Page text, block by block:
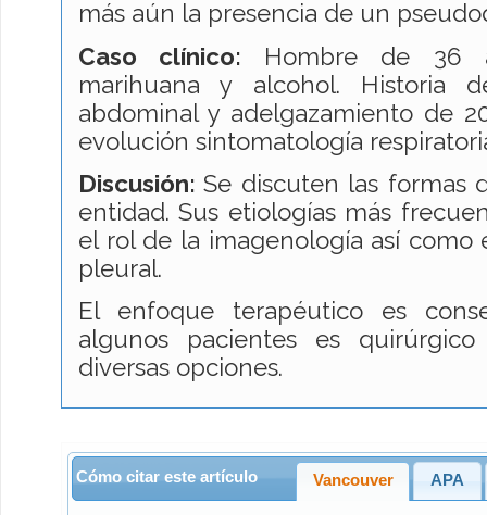
más aún la presencia de un
Caso clínico: Hombre de 36
marihuana y alcohol. Historia
abdominal y adelgazamiento de
evolución sintomatología
Discusión:Se discuten las formas
entidad. Sus etiologías más
el rol de la imagenología así como
pleural.
El enfoque terapéutico es
algunos pacientes es
diversas opciones.
Cómo citar este artículo Vancouver APA